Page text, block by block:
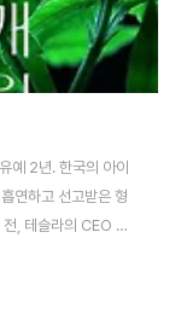
예 2년. 한국의 아이
연하고 선고받은 형
, 테슬라의 CEO 일
다. 지금부터 약 2년
많은 연예계 인사들